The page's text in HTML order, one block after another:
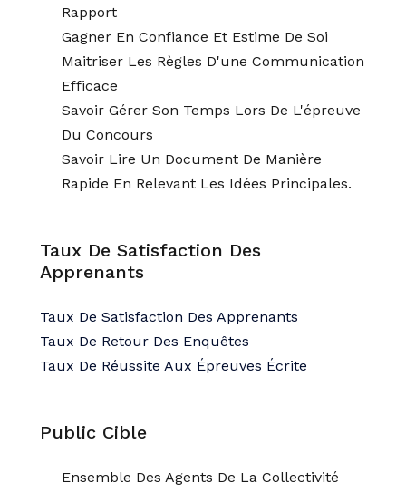
Rapport
Gagner En Confiance Et Estime De Soi
Maitriser Les Règles D'une Communication
Efficace
Savoir Gérer Son Temps Lors De L'épreuve
Du Concours
Savoir Lire Un Document De Manière
Rapide En Relevant Les Idées Principales.
Taux De Satisfaction Des
Apprenants
Taux De Satisfaction Des Apprenants
Taux De Retour Des Enquêtes
Taux De Réussite Aux Épreuves Écrite
Public Cible
Ensemble Des Agents De La Collectivité